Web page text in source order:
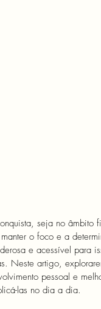
seja no âmbito
o foco e a
e acessível para
Neste artigo,
pessoal e
las no dia a dia.